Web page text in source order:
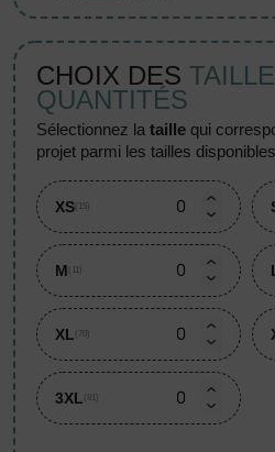
CHOIX DES
QUANTITÉS
sélectionnez lataille qui
projet parmi les tailles
XS (15)
M (11)
XL (70)
3XL (81)